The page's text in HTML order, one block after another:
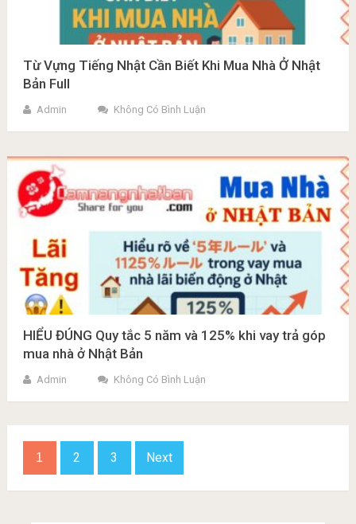
Từ Vựng Tiếng Nhật Cần Biết Khi Mua Nhà Ở Nhật
Bản Full
Admin Không Có Bình Luận
HIỂU ĐÚNG Quy tắc 5 năm và 125% khi vay trả góp
mua nhà ở Nhật Bản
Admin Không Có Bình Luận
Phân
trang
bài
viết
1 2 3 Next